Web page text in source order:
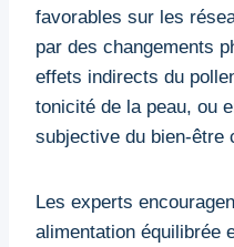
favorables sur les
par des changements
effets indirects du
tonicité de la peau, ou
subjective du bien-être
Les experts
alimentation équilibrée